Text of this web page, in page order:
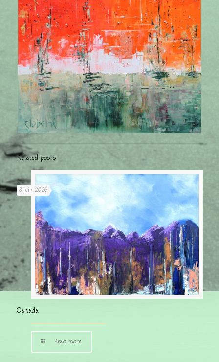
Related posts
8 juin 2026
Canada
Read more